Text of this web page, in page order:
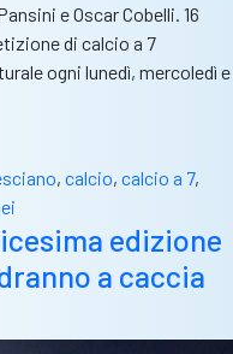
e Oscar Cobelli. 16
di calcio a 7
ogni lunedì, mercoledì e
, calcio, calcio a 7,
edizione
a caccia